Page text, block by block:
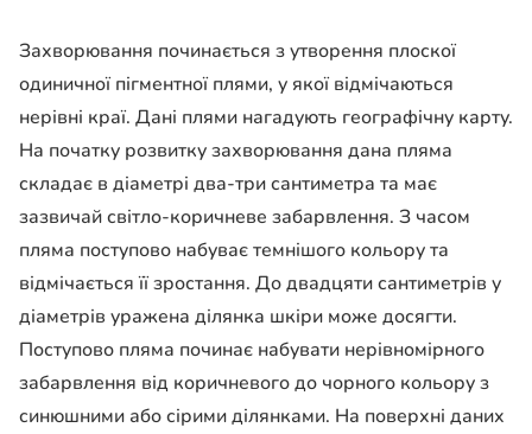
Захворювання починається з утворення плоскої
одиничної пігментної плями, у якої відмічаються
нерівні краї. Дані плями нагадують географічну карту.
На початку розвитку захворювання дана пляма
складає в діаметрі два-три сантиметра та має
зазвичай світло-коричневе забарвлення. З часом
пляма поступово набуває темнішого кольору та
відмічається її зростання. До двадцяти сантиметрів у
діаметрів уражена ділянка шкіри може досягти.
Поступово пляма починає набувати нерівномірного
забарвлення від коричневого до чорного кольору з
синюшними або сірими ділянками. На поверхні даних